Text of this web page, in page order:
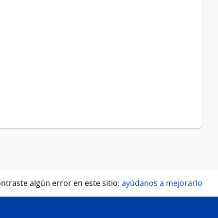
algún error en este sitio: ayúdanos a mejorarlo